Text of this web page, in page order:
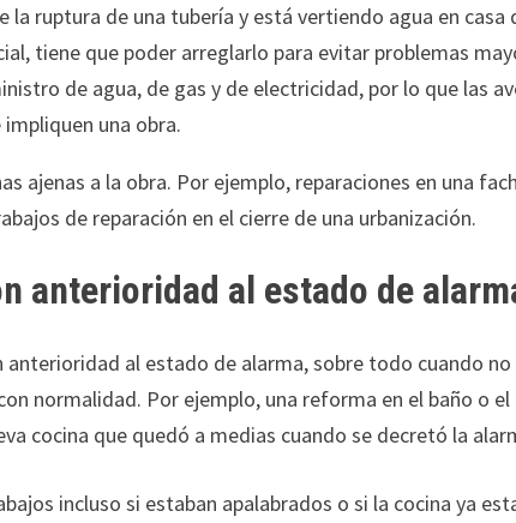
la ruptura de una tubería y está vertiendo agua en casa
tiene que poder arreglarlo para evitar problemas
de agua, de gas y de electricidad, por lo que las
una obra.
ajenas a la obra. Por ejemplo, reparaciones en una
de reparación en el cierre de una urbanización.
anterioridad al estado de
al estado de alarma, sobre todo cuando no
normalidad. Por ejemplo, una reforma en el baño o el
cocina que quedó a medias cuando se decretó la
incluso si estaban apalabrados o si la cocina ya